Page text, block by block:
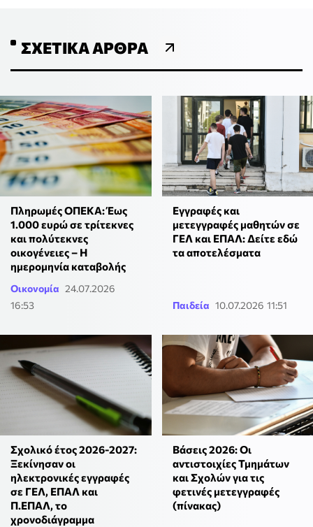
ΣΧΕΤΙΚΆ ΆΡΘΡΑ
Πληρωμές ΟΠΕΚΑ: Έως
1.000 ευρώ σε τρίτεκνες
και πολύτεκνες
οικογένειες – Η
ημερομηνία καταβολής
Οικονομία 24.07.2026
16:53
Εγγραφές και
μετεγγραφές μαθητών σε
ΓΕΛ και ΕΠΑΛ: Δείτε εδώ
τα αποτελέσματα
Παιδεία 10.07.2026 11:51
Σχολικό έτος 2026-2027:
Ξεκίνησαν οι
ηλεκτρονικές εγγραφές
σε ΓΕΛ, ΕΠΑΛ και
Π.ΕΠΑΛ, το
χρονοδιάγραμμα
Βάσεις 2026: Οι
αντιστοιχίες Τμημάτων
και Σχολών για τις
φετινές μετεγγραφές
(πίνακας)